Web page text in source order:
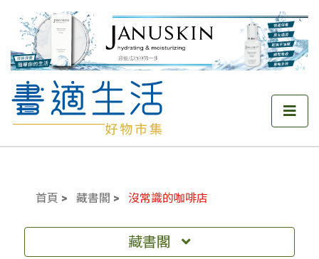
首頁 藏書閣 沒常識的咖啡店
藏書閣